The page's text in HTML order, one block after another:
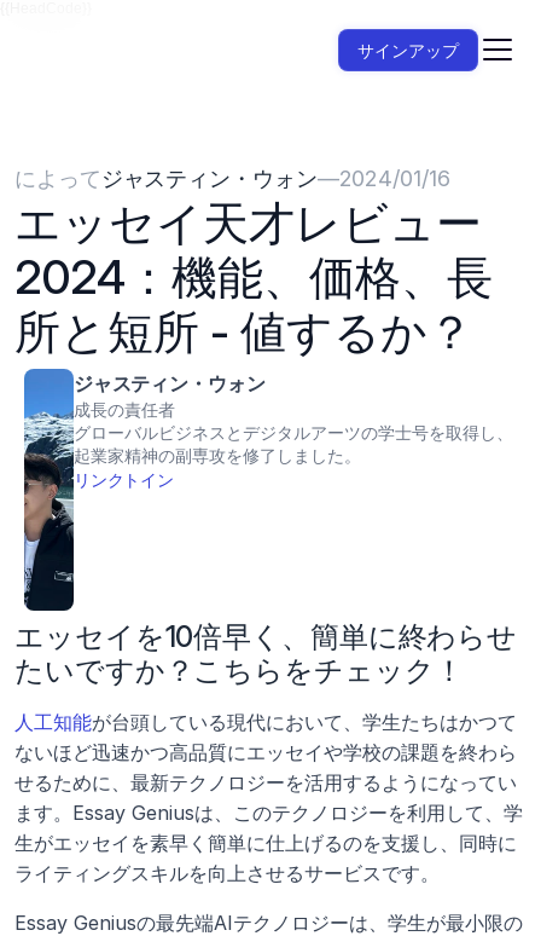
サインアップ
によってジャスティン・ウォン—2024/01/16
エッセイ天才レビュー
2024：機能、価格、長
所と短所 - 値するか？
ジャスティン・ウォン
成長の責任者
グローバルビジネスとデジタルアーツの学士号を取得し、
起業家精神の副専攻を修了しました。
リンクトイン
エッセイを10倍早く、簡単に終わらせ
たいですか？こちらをチェック！
人工知能が台頭している現代において、学生たちはかつて
ないほど迅速かつ高品質にエッセイや学校の課題を終わら
せるために、最新テクノロジーを活用するようになってい
ます。Essay Geniusは、このテクノロジーを利用して、学
生がエッセイを素早く簡単に仕上げるのを支援し、同時に
ライティングスキルを向上させるサービスです。
Essay Geniusの最先端AIテクノロジーは、学生が最小限の